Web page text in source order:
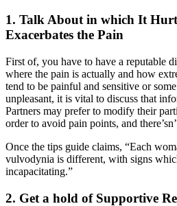
1. Talk About in which It
Exacerbates the Pain
First of, you have to have a reputable
where the pain is actually and how
tend to be painful and sensitive or
unpleasant, it is vital to discuss that
Partners may prefer to modify their
order to avoid pain points, and
Once the tips guide claims, “Each
vulvodynia is different, with signs
incapacitating.”
2. Get a hold of Supportive